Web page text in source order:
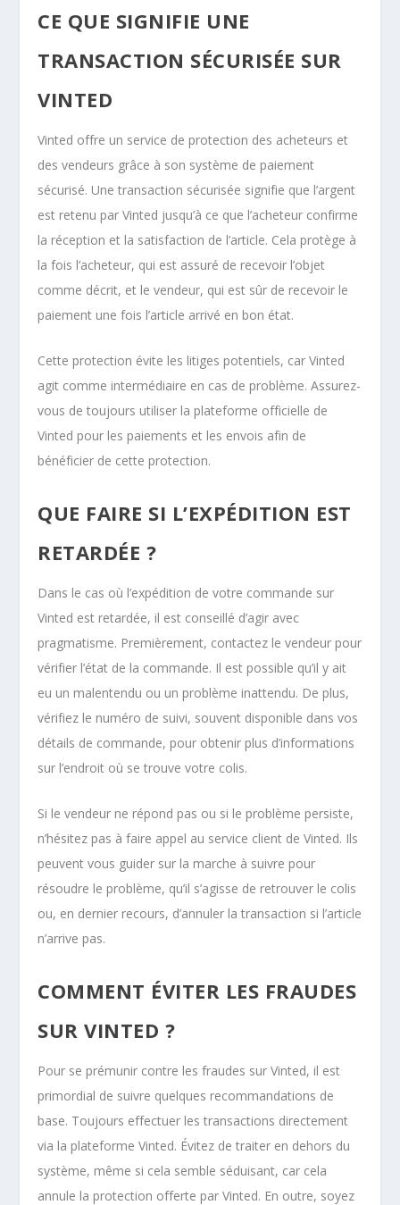
CE QUE SIGNIFIE UNE
TRANSACTION SÉCURISÉE SUR
VINTED
Vinted offre un service de protection des acheteurs et
des vendeurs grâce à son système de paiement
sécurisé. Une transaction sécurisée signifie que l’argent
est retenu par Vinted jusqu’à ce que l’acheteur confirme
la réception et la satisfaction de l’article. Cela protège à
la fois l’acheteur, qui est assuré de recevoir l’objet
comme décrit, et le vendeur, qui est sûr de recevoir le
paiement une fois l’article arrivé en bon état.
Cette protection évite les litiges potentiels, car Vinted
agit comme intermédiaire en cas de problème. Assurez-
vous de toujours utiliser la plateforme officielle de
Vinted pour les paiements et les envois afin de
bénéficier de cette protection.
QUE FAIRE SI L’EXPÉDITION EST
RETARDÉE ?
Dans le cas où l’expédition de votre commande sur
Vinted est retardée, il est conseillé d’agir avec
pragmatisme. Premièrement, contactez le vendeur pour
vérifier l’état de la commande. Il est possible qu’il y ait
eu un malentendu ou un problème inattendu. De plus,
vérifiez le numéro de suivi, souvent disponible dans vos
détails de commande, pour obtenir plus d’informations
sur l’endroit où se trouve votre colis.
Si le vendeur ne répond pas ou si le problème persiste,
n’hésitez pas à faire appel au service client de Vinted. Ils
peuvent vous guider sur la marche à suivre pour
résoudre le problème, qu’il s’agisse de retrouver le colis
ou, en dernier recours, d’annuler la transaction si l’article
n’arrive pas.
COMMENT ÉVITER LES FRAUDES
SUR VINTED ?
Pour se prémunir contre les fraudes sur Vinted, il est
primordial de suivre quelques recommandations de
base. Toujours effectuer les transactions directement
via la plateforme Vinted. Évitez de traiter en dehors du
système, même si cela semble séduisant, car cela
annule la protection offerte par Vinted. En outre, soyez